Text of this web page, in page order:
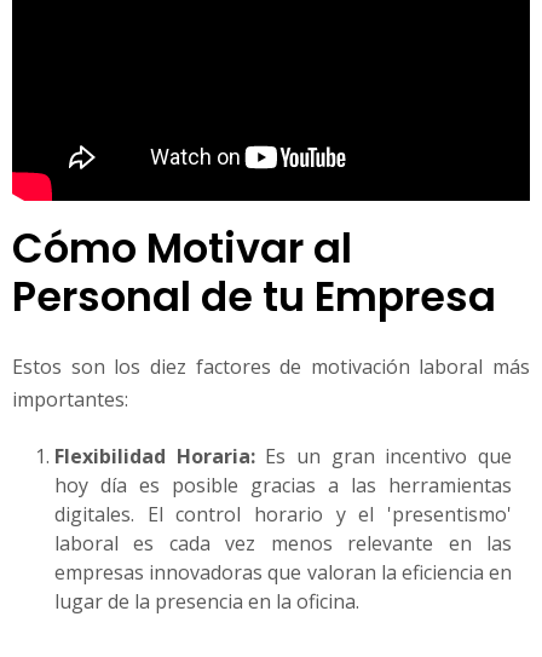
Cómo Motivar al
Personal de tu Empresa
Estos son los diez factores de motivación laboral más
importantes:
Flexibilidad Horaria:Es un gran incentivo que
hoy día es posible gracias a las herramientas
digitales. El control horario y el 'presentismo'
laboral es cada vez menos relevante en las
empresas innovadoras que valoran la eficiencia en
lugar de la presencia en la oficina.